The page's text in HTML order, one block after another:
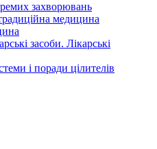
захворювань
медицина
засоби. Лікарські
і поради цілителів